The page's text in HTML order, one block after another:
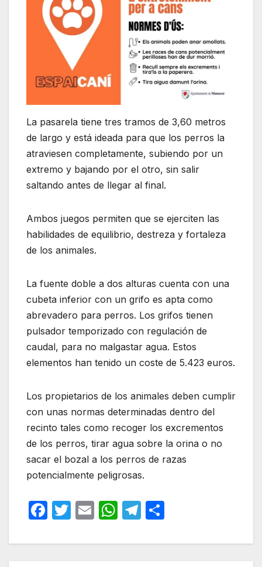
La pasarela tiene tres tramos de 3,60 metros
de largo y está ideada para que los perros la
atraviesen completamente, subiendo por un
extremo y bajando por el otro, sin salir
saltando antes de llegar al final.
Ambos juegos permiten que se ejerciten las
habilidades de equilibrio, destreza y fortaleza
de los animales.
La fuente doble a dos alturas cuenta con una
cubeta inferior con un grifo es apta como
abrevadero para perros. Los grifos tienen
pulsador temporizado con regulación de
caudal, para no malgastar agua. Estos
elementos han tenido un coste de 5.423 euros.
Los propietarios de los animales deben cumplir
con unas normas determinadas dentro del
recinto tales como recoger los excrementos
de los perros, tirar agua sobre la orina o no
sacar el bozal a los perros de razas
potencialmente peligrosas.
F
c
T
itt
E
ail
W
at
T
e m